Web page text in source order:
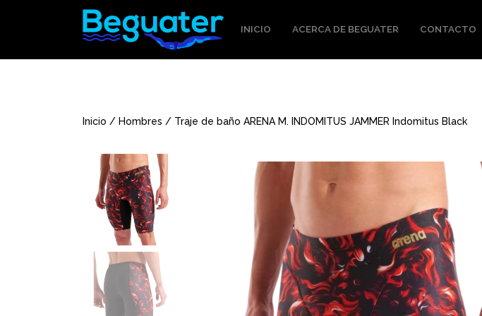
INICIO ACERCA DE BEGUATER CONTACTO
Inicio / Hombres / Traje de baño ARENA M. INDOMITUS JAMMER Indomitus Black